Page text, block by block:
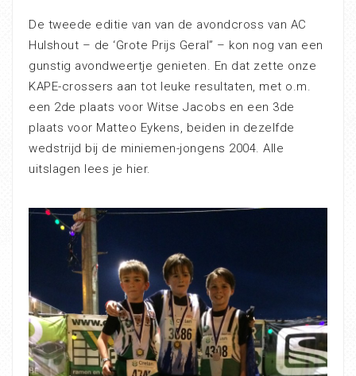
De tweede editie van van de avondcross van AC
Hulshout – de ‘Grote Prijs Geral” – kon nog van een
gunstig avondweertje genieten. En dat zette onze
KAPE-crossers aan tot leuke resultaten, met o.m.
een 2de plaats voor Witse Jacobs en een 3de
plaats voor Matteo Eykens, beiden in dezelfde
wedstrijd bij de miniemen-jongens 2004. Alle
uitslagen lees je hier.